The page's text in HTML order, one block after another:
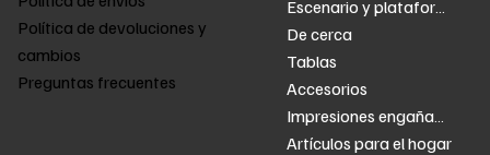
Política de devoluciones y
cambios
Preguntas frecuentes
Escenario y plataforma
De cerca
Tablas
Accesorios
Impresiones engañadas
Artículos para el hogar